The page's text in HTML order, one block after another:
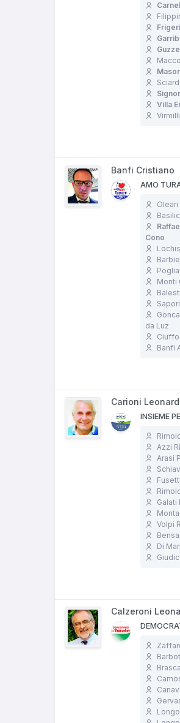
Villa
Banfi Cristiano
AMO
Oleari
Cono
Monti
da Luz
Banfi
Carioni
INSIEME
Azzi
Arasi
Galati
Volpi
Di
Calzeroni